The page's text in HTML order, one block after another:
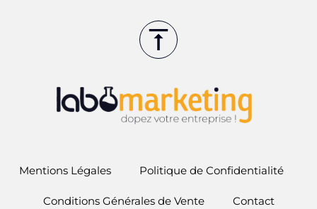
Mentions Légales Politique de Confidentialité
Conditions Générales de Vente Contact